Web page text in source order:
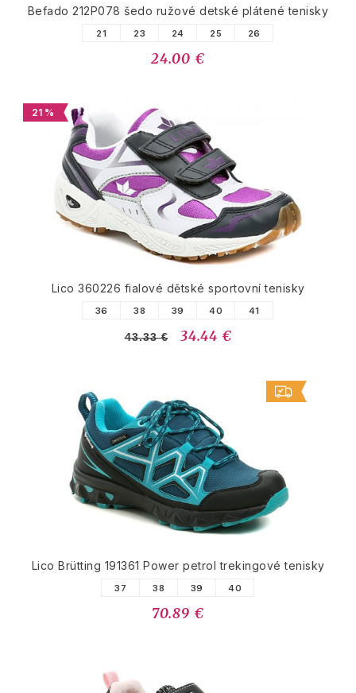
Befado 212P078 šedo ružové detské plátené tenisky
21 23 24 25 26
24.00 €
21 %
Lico 360226 fialové dětské sportovní tenisky
36 38 39 40 41
43.33 € 34.44 €
Lico Brütting 191361 Power petrol trekingové tenisky
37 38 39 40
70.89 €